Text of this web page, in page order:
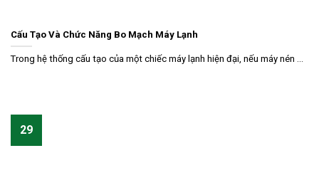
Cấu Tạo Và Chức Năng Bo Mạch Máy Lạnh
Trong hệ thống cấu tạo của một chiếc máy lạnh hiện đại, nếu máy nén ...
29